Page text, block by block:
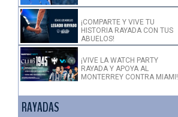
¡COMPARTE Y VIVE TU
HISTORIA RAYADA CON TUS
ABUELOS!
¡VIVE LA WATCH PARTY
RAYADA Y APOYA AL
MONTERREY CONTRA MIAMI!
RAYADAS